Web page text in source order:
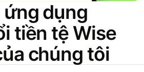
dụng
tiền tệ Wise
chúng tôi